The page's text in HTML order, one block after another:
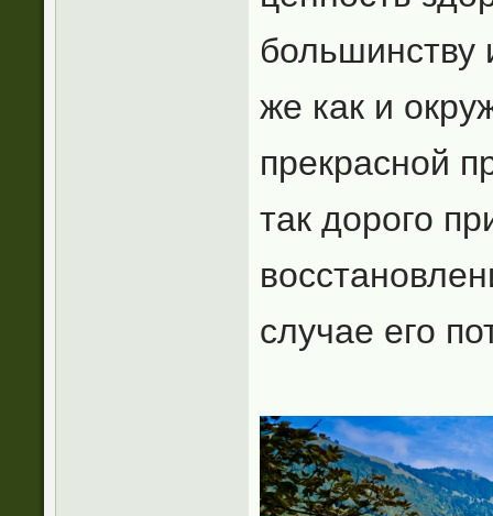
большинству
же как и
прекрасной
так дорого
случае его